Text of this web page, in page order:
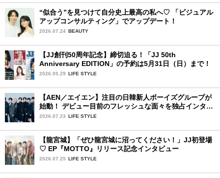
“似合う”を見つけて自分史上最高の私へ♡ 「ビジュアル
アップコンサルティング」でアップデート！
2026.07.24 BEAUTY
【JJ創刊50周年記念】締切迫る！「JJ 50th
Anniversary EDITION」の予約は5月31日（日）まで！
2026.05.29 LIFE STYLE
【AEN／エイエン】注目の日韓新人ボーイズグループが
始動！ デビュー目前のフレッシュな面々を独占インタビ
ュー。7人の魅力に迫ります♪
2026.07.23 LIFE STYLE
【龍宮城】「ぜひ龍宮城に沼ってください！」JJ初登場
♡ EP『MOTTO』リリース記念インタビュー
2026.07.25 LIFE STYLE